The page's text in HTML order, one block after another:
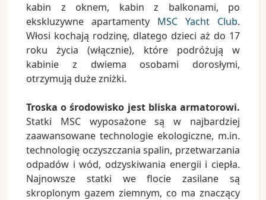
kabin z oknem, kabin z balkonami, po
ekskluzywne apartamenty MSC Yacht Club.
Włosi kochają rodzinę, dlatego dzieci aż do 17
roku życia (włącznie), które podróżują w
kabinie z dwiema osobami dorosłymi,
otrzymują duże zniżki.
Troska o środowisko jest bliska armatorowi.
Statki MSC wyposażone są w najbardziej
zaawansowane technologie ekologiczne, m.in.
technologię oczyszczania spalin, przetwarzania
odpadów i wód, odzyskiwania energii i ciepła.
Najnowsze statki we flocie zasilane są
skroplonym gazem ziemnym, co ma znaczący